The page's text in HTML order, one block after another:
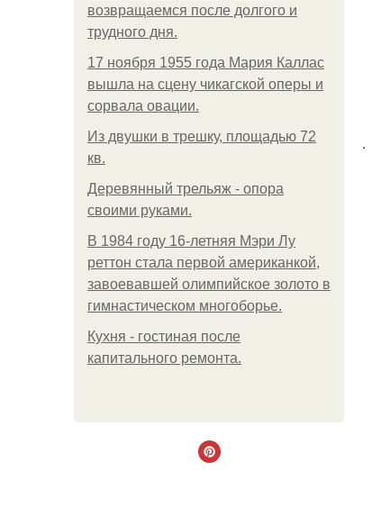
возвращаемся после долгого и
трудного дня.
17 ноября 1955 года Мария Каллас
вышла на сцену чикагской оперы и
сорвала овации.
Из двушки в трешку, площадью 72
кв.
Деревянный трельяж - опора
своими руками.
В 1984 году 16-летняя Мэри Лу
реттон стала первой американкой,
завоевавшей олимпийское золото в
гимнастическом многоборье.
Кухня - гостиная после
капитального ремонта.
.